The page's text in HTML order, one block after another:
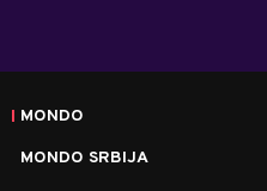
MONDO
MONDO SRBIJA